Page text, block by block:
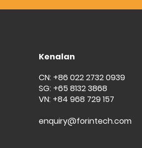
Kenalan
CN: +86 022 2732 0939
SG: +65 8132 3868
VN: +84 968 729 157
enquiry@forintech.com